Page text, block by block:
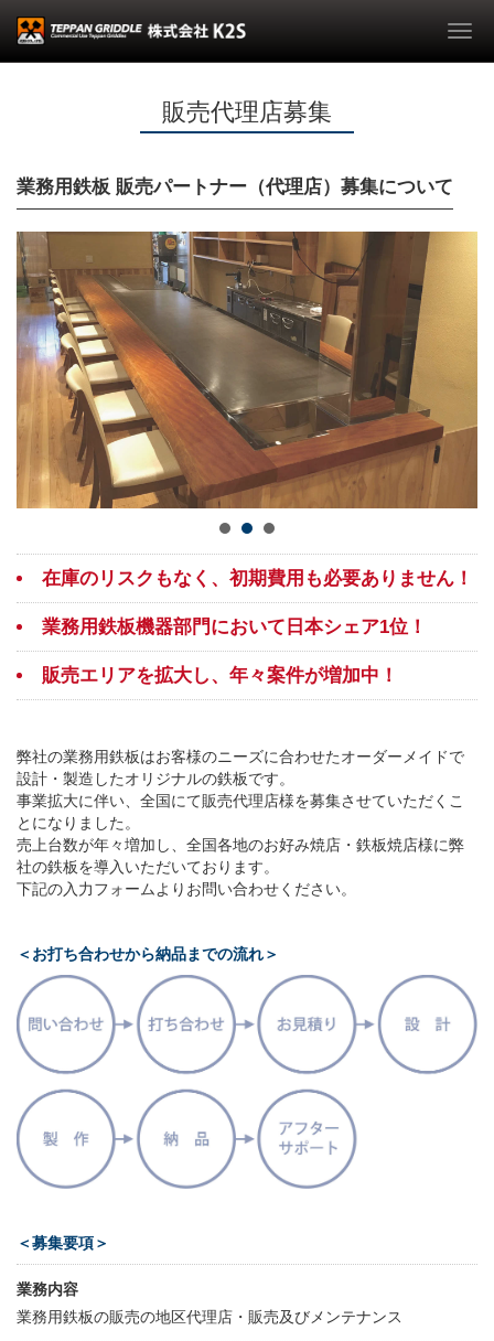
販売代理店募集
業務用鉄板 販売パートナー（代理店）募集について
在庫のリスクもなく、初期費用も必要ありません！
業務用鉄板機器部門において日本シェア1位！
販売エリアを拡大し、年々案件が増加中！
弊社の業務用鉄板はお客様のニーズに合わせたオーダーメイドで
設計・製造したオリジナルの鉄板です。
事業拡大に伴い、全国にて販売代理店様を募集させていただくこ
とになりました。
売上台数が年々増加し、全国各地のお好み焼店・鉄板焼店様に弊
社の鉄板を導入いただいております。
下記の入力フォームよりお問い合わせください。
＜お打ち合わせから納品までの流れ＞
＜募集要項＞
業務内容
業務用鉄板の販売の地区代理店・販売及びメンテナンス